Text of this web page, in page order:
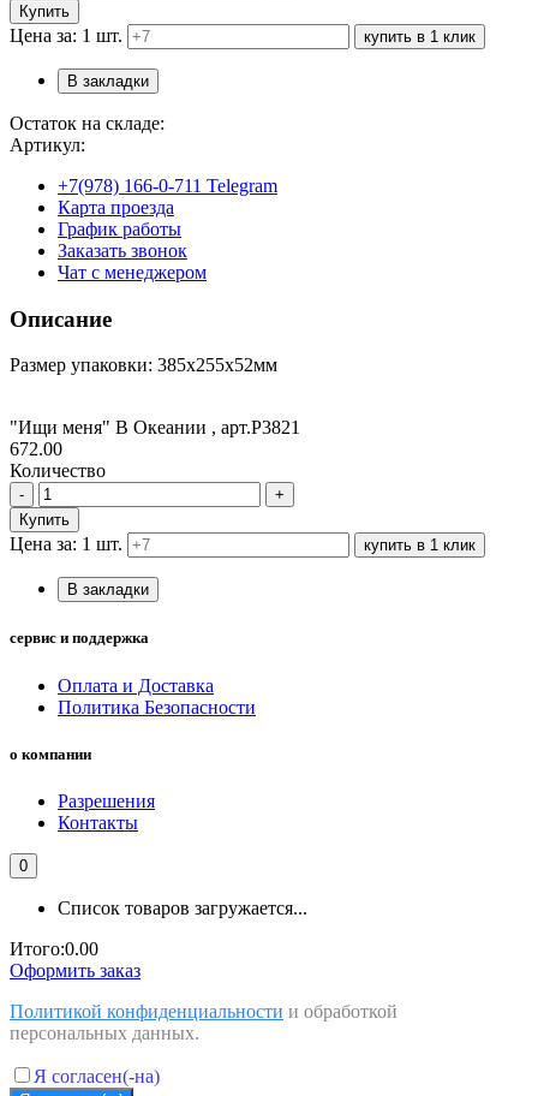
Купить
Цена за: 1 шт. купить в 1 клик
В закладки
Остаток на складе:
Артикул:
+7(978) 166-0-711 Telegram
Карта проезда
График работы
Заказать звонок
Чат с менеджером
Описание
Размер упаковки: 385х255х52мм
"Ищи меня" В Океании , арт.Р3821
672.00
Количество
-
+
Купить
Цена за: 1 шт. купить в 1 клик
В закладки
сервис и поддержка
Оплата и Доставка
Политика Безопасности
о компании
Разрешения
Контакты
0
Список товаров загружается...
Итого:0.00
Оформить заказ
Политикой конфиденциальности и обработкой
персональных данных.
Я согласен(-на)